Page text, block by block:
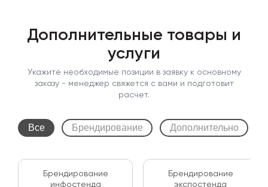
Дополнительные товары и
услуги
Укажите необходимые позиции в заявку к основному
заказу - менеджер свяжется с вами и подготовит
расчет.
Все Брендирование Дополнительно
Брендирование
инфостенда
Брендирование
экспостенда